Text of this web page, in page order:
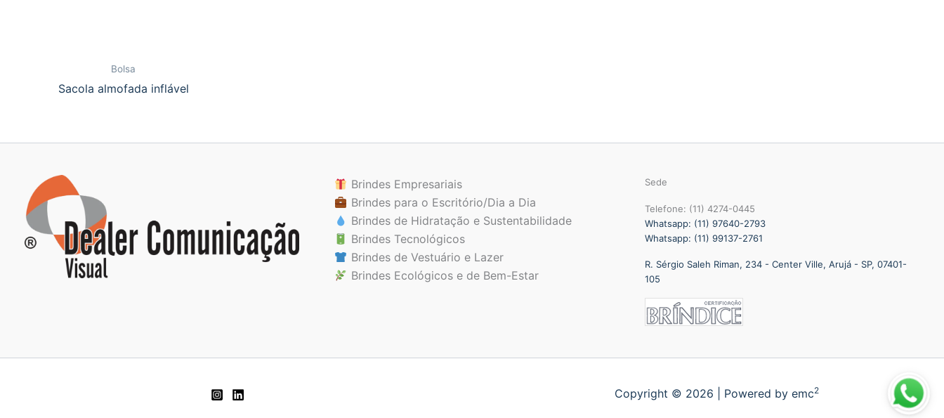
Bolsa
Sacola almofada inflável
Brindes Empresariais
Brindes para o Escritório/Dia a Dia
Brindes de Hidratação e Sustentabilidade
Brindes Tecnológicos
Brindes de Vestuário e Lazer
Brindes Ecológicos e de Bem-Estar
Sede
Telefone: (11) 4274-0445
Whatsapp: (11) 97640-2793
Whatsapp: (11) 99137-2761
R. Sérgio Saleh Riman, 234 - Center Ville, Arujá - SP, 07401-
105
Copyright © 2026 | Powered by emc2